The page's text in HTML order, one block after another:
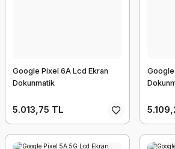
Google Pixel 6A Lcd Ekran
Dokunmatik
5.013,75 TL
Google